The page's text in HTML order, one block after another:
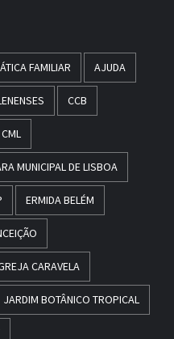
FAMILIAR AJUDA
CCB
CML
MUNICIPAL DE LISBOA
ERMIDA BELÉM
CARAVELA
JARDIM BOTÂNICO TROPICAL